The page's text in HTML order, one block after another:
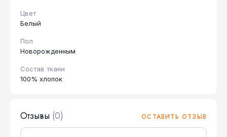
Цвет
Белый
Пол
Новорожденным
Состав ткани
100% хлопок
Отзывы (0) ОСТАВИТЬ ОТЗЫВ